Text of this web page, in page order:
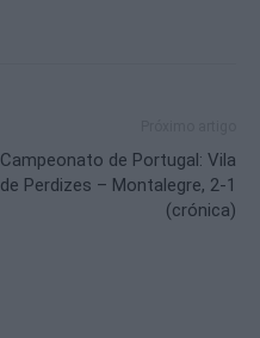
Campeonato de Portugal: Vila
de Perdizes – Montalegre, 2-1
(crónica)